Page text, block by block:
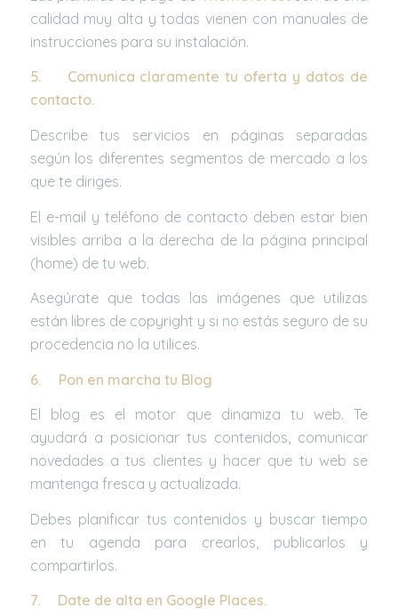
calidad muy alta y todas vienen con manuales de
instrucciones para su instalación.
5. Comunica claramente tu oferta y datos de
contacto.
Describe tus servicios en páginas separadas
según los diferentes segmentos de mercado a los
que te diriges.
El e-mail y teléfono de contacto deben estar bien
visibles arriba a la derecha de la página principal
(home) de tu web.
Asegúrate que todas las imágenes que utilizas
están libres de copyright y si no estás seguro de su
procedencia no la utilices.
6. Pon en marcha tu Blog
El blog es el motor que dinamiza tu web. Te
ayudará a posicionar tus contenidos, comunicar
novedades a tus clientes y hacer que tu web se
mantenga fresca y actualizada.
Debes planificar tus contenidos y buscar tiempo
en tu agenda para crearlos, publicarlos y
compartirlos.
7. Date de alta en Google Places.